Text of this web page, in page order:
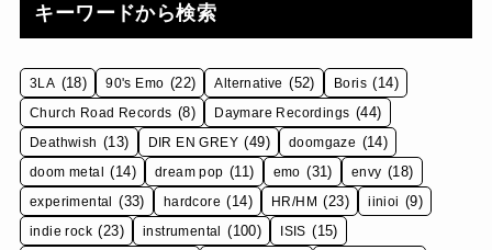
キーワードから検索
3LA (18) 90's Emo (22) Alternative (52) Boris (14)
Church Road Records (8) Daymare Recordings (44)
Deathwish (13) DIR EN GREY (49) doomgaze (14)
doom metal (14) dream pop (11) emo (31) envy (18)
experimental (33) hardcore (14) HR/HM (23) iinioi (9)
indie rock (23) instrumental (100) ISIS (15)